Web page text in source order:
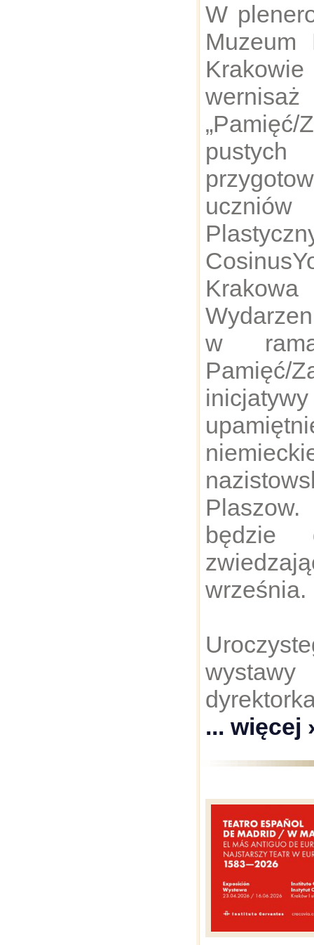
W
w
będzie
września.
... więcej